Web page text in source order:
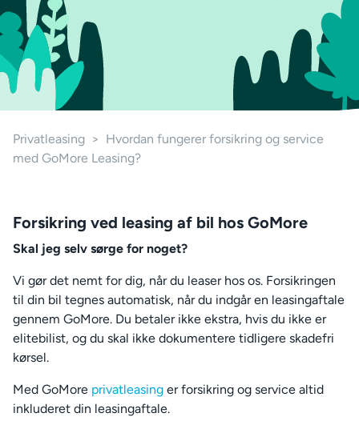
Privatleasing > Hvordan fungerer forsikring og service
med GoMore Leasing?
Forsikring ved leasing af bil hos GoMore
Skal jeg selv sørge for noget?
Vi gør det nemt for dig, når du leaser hos os. Forsikringen
til din bil tegnes automatisk, når du indgår en leasingaftale
gennem GoMore. Du betaler ikke ekstra, hvis du ikke er
elitebilist, og du skal ikke dokumentere tidligere skadefri
kørsel.
Med GoMore privatleasing er forsikring og service altid
inkluderet din leasingaftale.